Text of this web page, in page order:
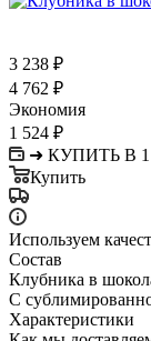
3 238 ₽
4 762 ₽
Экономия
1 524 ₽
➜ КУПИТЬ В
Купить
Используем
Состав
Клубника в
С
Характеристики